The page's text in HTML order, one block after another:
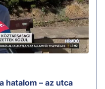
hatalom – az utca